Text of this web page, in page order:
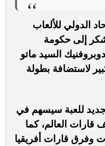
الدولي للألعاب
إلى حكومة
السيد ماتو
لاستضافة بطولة
للعبة سيسهم في
قارات العالم، كما
وفرق قارات أفريقيا